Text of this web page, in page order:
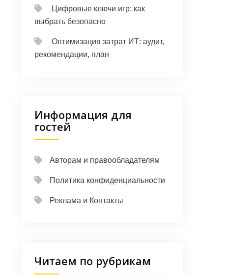
Цифровые ключи игр: как
выбрать безопасно
Оптимизация затрат ИТ: аудит,
рекомендации, план
Информация для
гостей
Авторам и правообладателям
Политика конфиденциальности
Реклама и Контакты
Читаем по рубрикам